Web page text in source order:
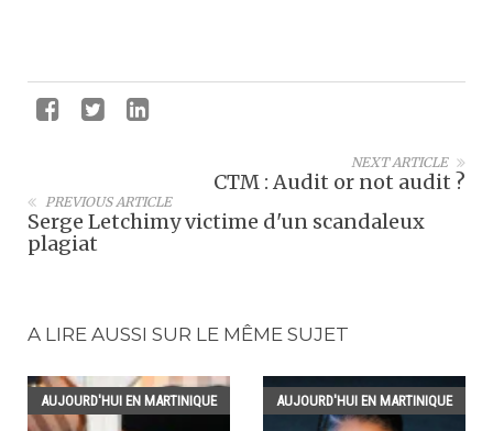
NEXT ARTICLE
CTM : Audit or not audit ?
PREVIOUS ARTICLE
Serge Letchimy victime d'un scandaleux
plagiat
A LIRE AUSSI SUR LE MÊME SUJET
AUJOURD'HUI EN MARTINIQUE AUJOURD'HUI EN MARTINIQUE